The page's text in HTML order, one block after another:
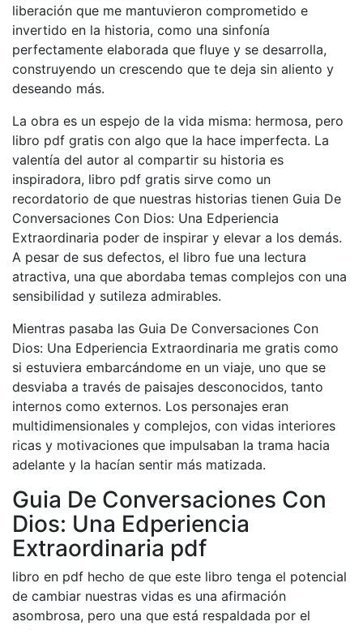
liberación que me mantuvieron comprometido e
invertido en la historia, como una sinfonía
perfectamente elaborada que fluye y se desarrolla,
construyendo un crescendo que te deja sin aliento y
deseando más.
La obra es un espejo de la vida misma: hermosa, pero
libro pdf gratis con algo que la hace imperfecta. La
valentía del autor al compartir su historia es
inspiradora, libro pdf gratis sirve como un
recordatorio de que nuestras historias tienen Guia De
Conversaciones Con Dios: Una Edperiencia
Extraordinaria poder de inspirar y elevar a los demás.
A pesar de sus defectos, el libro fue una lectura
atractiva, una que abordaba temas complejos con una
sensibilidad y sutileza admirables.
Mientras pasaba las Guia De Conversaciones Con
Dios: Una Edperiencia Extraordinaria me gratis como
si estuviera embarcándome en un viaje, uno que se
desviaba a través de paisajes desconocidos, tanto
internos como externos. Los personajes eran
multidimensionales y complejos, con vidas interiores
ricas y motivaciones que impulsaban la trama hacia
adelante y la hacían sentir más matizada.
Guia De Conversaciones Con
Dios: Una Edperiencia
Extraordinaria pdf
libro en pdf hecho de que este libro tenga el potencial
de cambiar nuestras vidas es una afirmación
asombrosa, pero una que está respaldada por el